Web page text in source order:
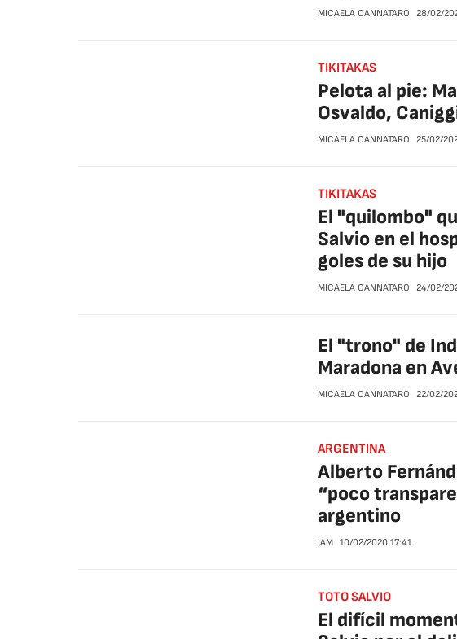
MICAELA CANNATARO 28/02/
TIKITAKAS
Pelota al pie:
Osvaldo,
MICAELA CANNATARO 25/02/
TIKITAKAS
El "quilombo"
Salvio en el
goles de su hijo
MICAELA CANNATARO 24/02/
El "trono" de
Maradona en
MICAELA CANNATARO 22/02/
ARGENTINA
Alberto
“poco
argentino
IAM 10/02/2020 17:41
TOTO SALVIO
El difícil